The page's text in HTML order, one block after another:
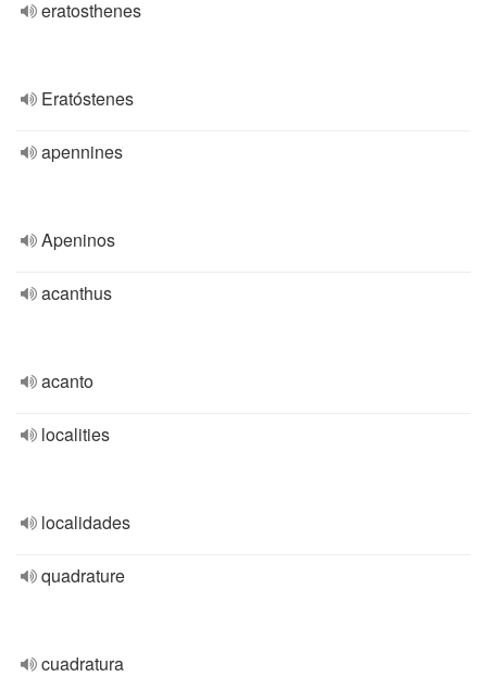
eratosthenes
Eratóstenes
apennines
Apeninos
acanthus
acanto
localities
localidades
quadrature
cuadratura